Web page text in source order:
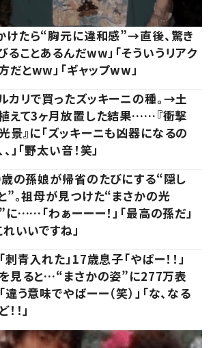
けたら“胸元に違和感”→直後、驚き
ことあるんだww」「そういうリアク
だとww」「ギャップww」
カリで買ったズッキーニの種。→土
えて3ヶ月放置した結果……『衝撃
景』に「ズッキーニも凶器になるの
、」「野太い音！笑」
の孫娘が帰省のたびにする“隠し
”。祖母が見つけた“まさかの光
に……「わぁーーー！」「最高の孫だ」
れいいですね」
刺青入れた」17歳息子「やばー！！」
見ると…“まさかの姿”に277万表
違う意味でやばーー（笑）」「な、なる
！！」